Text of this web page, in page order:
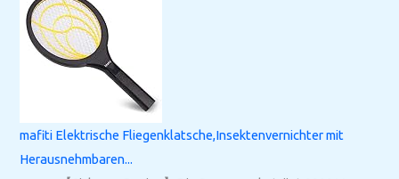
mafiti Elektrische Fliegenklatsche,Insektenvernichter mit
Herausnehmbaren...